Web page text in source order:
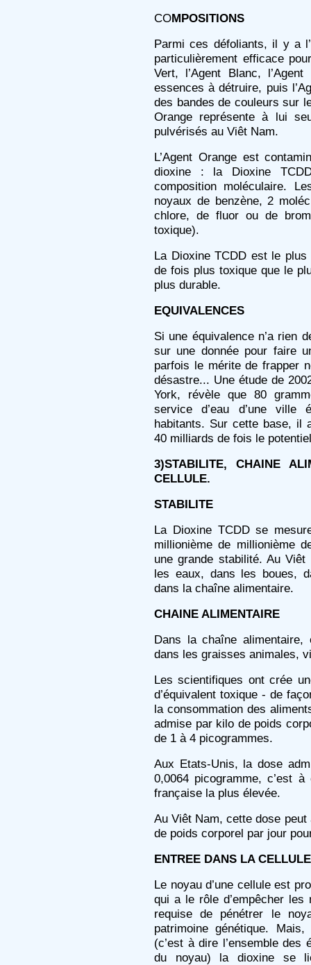
COMPOSITIONS
Parmi ces défoliants, il y a
particulièrement efficace
Vert, l’Agent Blanc,
essences à détruire, puis
des bandes de couleurs sur
Orange représente à lui
pulvérisés au Viêt Nam.
L’Agent Orange est
dioxine : la Dioxine
composition moléculaire.
noyaux de benzène, 2
chlore, de fluor ou de
toxique).
La Dioxine TCDD est le
de fois plus toxique que le
plus durable.
EQUIVALENCES
Si une équivalence n’a rien
sur une donnée pour faire
parfois le mérite de frapper
désastre... Une étude de
York, révèle que 80
service d’eau d’une
habitants. Sur cette base, il
40 milliards de fois le
3)STABILITE, CHAINE
CELLULE.
STABILITE
La Dioxine TCDD se
millionième de millionième
une grande stabilité. Au
les eaux, dans les boues,
dans la chaîne alimentaire.
CHAINE ALIMENTAIRE
Dans la chaîne
dans les graisses animales,
Les scientifiques ont crée
d’équivalent toxique - de
la consommation des
admise par kilo de poids
de 1 à 4 picogrammes.
Aux Etats-Unis, la dose
0,0064 picogramme, c’est
française la plus élevée.
Au Viêt Nam, cette dose
de poids corporel par jour
ENTREE DANS LA CELLULE
Le noyau d’une cellule est
qui a le rôle d’empêcher les
requise de pénétrer le
patrimoine génétique.
(c’est à dire l’ensemble des
du noyau) la dioxine se